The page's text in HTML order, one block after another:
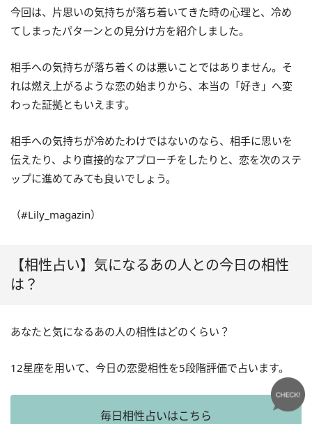
今回は、片思いの気持ちが落ち着いてきた時の心理と、冷め
てしまったパターンとの見分け方を紹介しました。
相手への気持ちが落ち着くのは悪いことではありません。そ
れは燃え上がるような恋の始まりから、本当の「好き」へ変
わった証拠ともいえます。
相手への気持ちが冷めたわけではないのなら、相手に思いを
伝えたり、より直接的なアプローチをしたりと、恋を次のステ
ップに進めてみても良いでしょう。
（#Lily_magazin）
【相性占い】気になるあの人との今日の相性
は？
あなたと気になるあの人の相性はどのくらい？
12星座を用いて、今日の恋愛相性を5段階評価で占います。
毎日相性占いはこちら